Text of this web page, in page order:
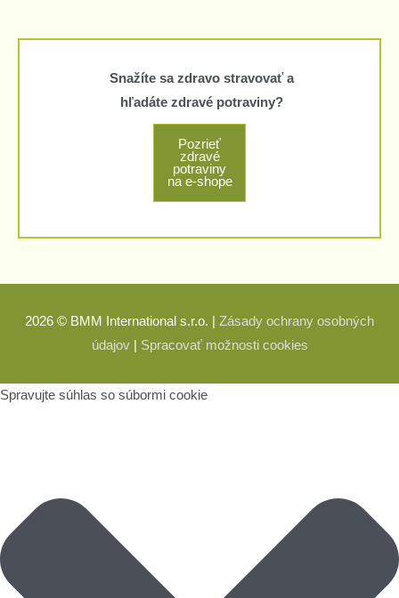
Snažíte sa zdravo stravovať a
hľadáte zdravé potraviny?
Pozrieť
zdravé
potraviny
na e-shope
2026 © BMM International s.r.o. | Zásady ochrany osobných
údajov| Spracovať možnosti cookies
Spravujte súhlas so súbormi cookie